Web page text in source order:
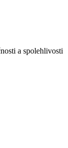
a spolehlivosti